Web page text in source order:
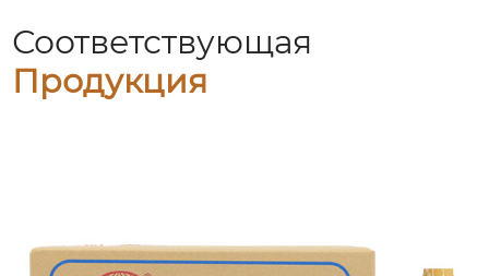
Соответствующая
Продукция